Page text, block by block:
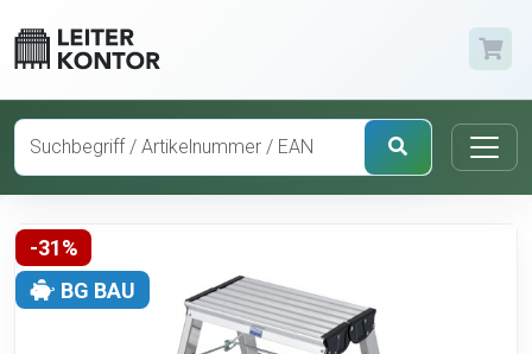
-31%
BG BAU